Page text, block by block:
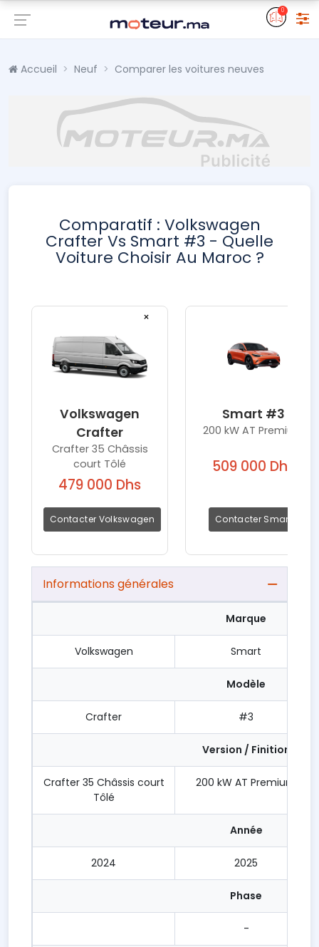
0
Accueil Neuf Comparer les voitures neuves
Comparatif : Volkswagen
Crafter Vs Smart #3 - Quelle
Voiture Choisir Au Maroc ?
×
Volkswagen
Crafter
Crafter 35 Châssis
court Tôlé
479 000 Dhs
Contacter Volkswagen
Smart #3
200 kW AT Premium
509 000 Dhs
Contacter Smart
Informations générales
Marque
Volkswagen Smart
Modèle
Crafter #3
Version / Finition
Crafter 35 Châssis court
Tôlé
200 kW AT Premium
Année
2024 2025
Phase
-